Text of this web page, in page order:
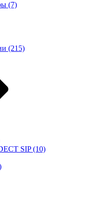
(7)
(215)
SIP(10)